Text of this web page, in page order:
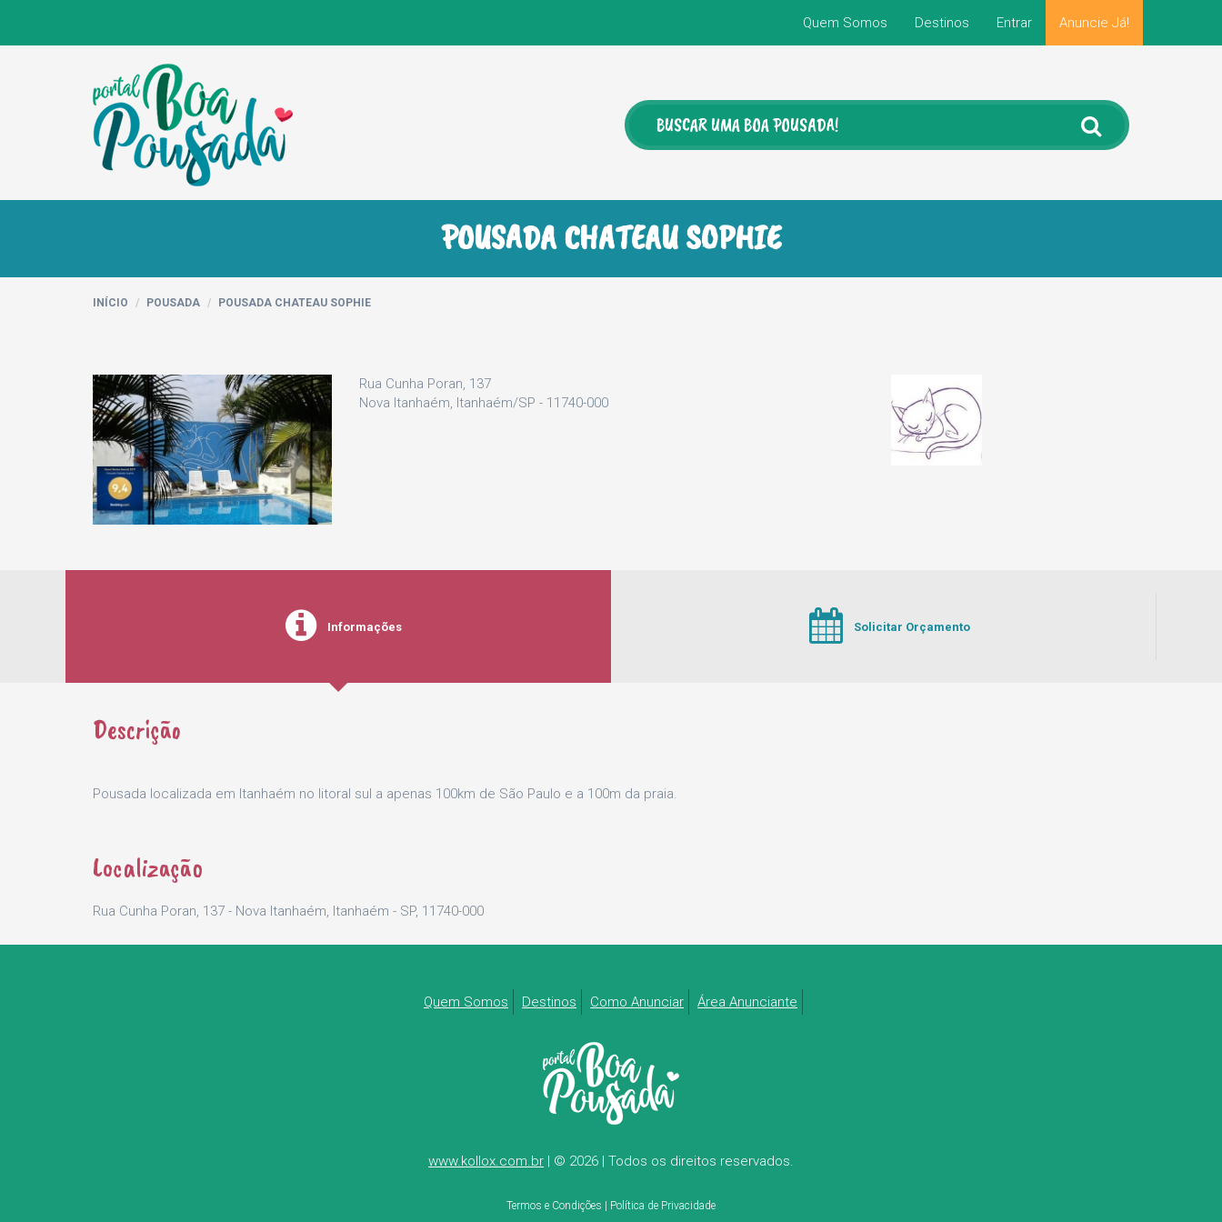
Quem Somos Destinos Entrar Anuncie Já!
POUSADA CHATEAU SOPHIE
INÍCIO POUSADA POUSADA CHATEAU SOPHIE
Rua Cunha Poran, 137
Nova Itanhaém, Itanhaém/SP - 11740-000
Informações Solicitar Orçamento
Descrição
Pousada localizada em Itanhaém no litoral sul a apenas 100km de São Paulo e a 100m da praia.
Localização
Rua Cunha Poran, 137 - Nova Itanhaém, Itanhaém - SP, 11740-000
Quem Somos Destinos Como Anunciar Área Anunciante
www.kollox.com.br | © 2026 | Todos os direitos reservados.
Termos e Condições Política de Privacidade